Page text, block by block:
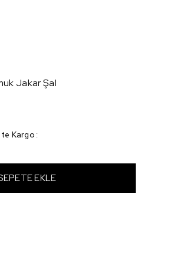
Jakar Şal
Kargo :